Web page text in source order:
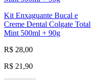
Kit Enxaguante Bucal e
Creme Dental Colgate Total
Mint 500ml + 90g
R$ 28,00
R$ 21,90